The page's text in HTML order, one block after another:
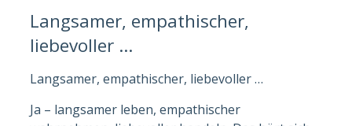
Langsamer, empathischer,
liebevoller …
Langsamer, empathischer, liebevoller …
Ja – langsamer leben, empathischer